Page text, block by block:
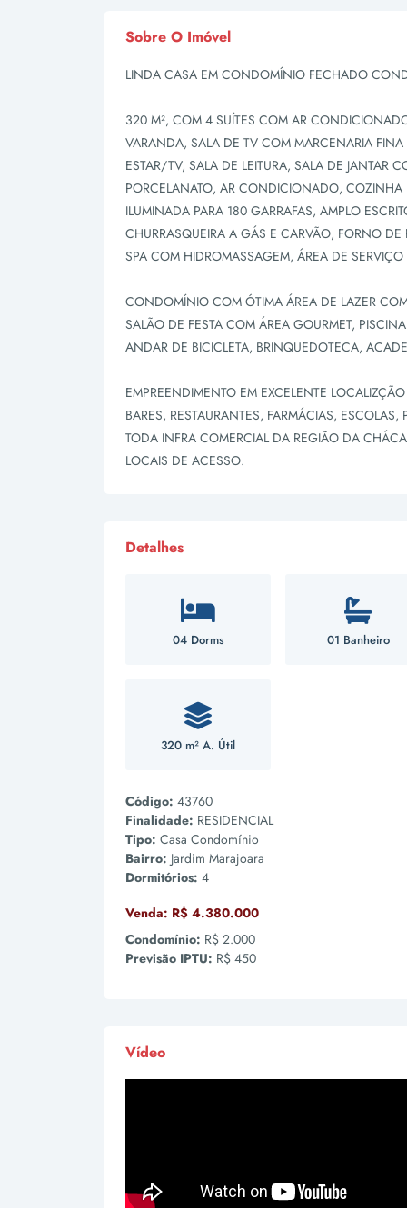
Sobre O Imóvel
LINDA CASA EM CONDOMÍNIO FECHADO
320 M², COM 4 SUÍTES COM AR
VARANDA, SALA DE TV COM MARCENARIA
ESTAR/TV, SALA DE LEITURA, SALA DE JANTAR
PORCELANATO, AR CONDICIONADO,
ILUMINADA PARA 180 GARRAFAS, AMPLO
CHURRASQUEIRA A GÁS E CARVÃO, FORNO
SPA COM HIDROMASSAGEM, ÁREA DE
CONDOMÍNIO COM ÓTIMA ÁREA DE LAZER
SALÃO DE FESTA COM ÁREA GOURMET,
ANDAR DE BICICLETA, BRINQUEDOTECA,
EMPREENDIMENTO EM EXCELENTE
BARES, RESTAURANTES, FARMÁCIAS,
TODA INFRA COMERCIAL DA REGIÃO DA
LOCAIS DE ACESSO.
Detalhes
04 Dorms 01 Banheiro
320 m² A. Útil
Código: 43760
Finalidade: RESIDENCIAL
Tipo: Casa Condomínio
Bairro: Jardim Marajoara
Dormitórios: 4
Venda: R$ 4.380.000
Condomínio: R$ 2.000
Previsão IPTU: R$ 450
Vídeo